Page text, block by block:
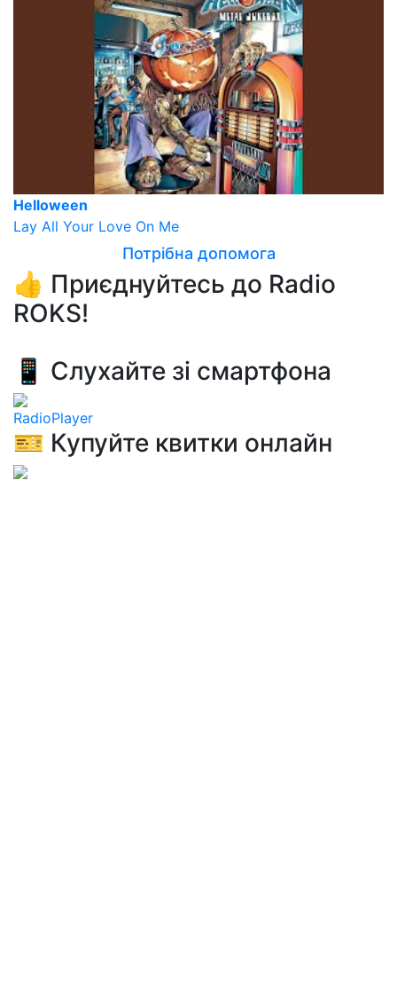
Helloween
Lay All Your Love On Me
Потрібна допомога
👍 Приєднуйтесь до Radio
ROKS!
📱 Слухайте зі смартфона
RadioPlayer
🎫 Купуйте квитки онлайн